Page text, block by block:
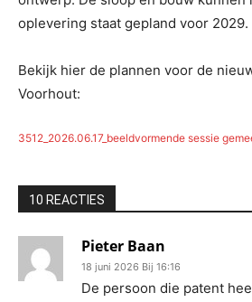
oplevering staat gepland voor 2029.
Bekijk hier de plannen voor de
Voorhout:
3512_2026.06.17_beeldvormende sessie
10 REACTIES
Pieter Baan
18 juni 2026 Bij 16:16
De persoon die patent